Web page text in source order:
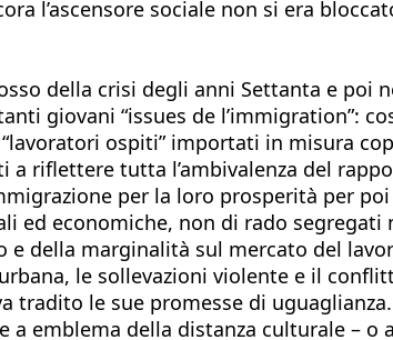
l’ascensore sociale non si era
della crisi degli anni Settanta e
giovani “issues de l’immigration”:
ospiti” importati in misura
riflettere tutta l’ambivalenza del
per la loro prosperità per
ed economiche, non di rado
e della marginalità sul mercato del
le sollevazioni violente e il
tradito le sue promesse di
emblema della distanza culturale –